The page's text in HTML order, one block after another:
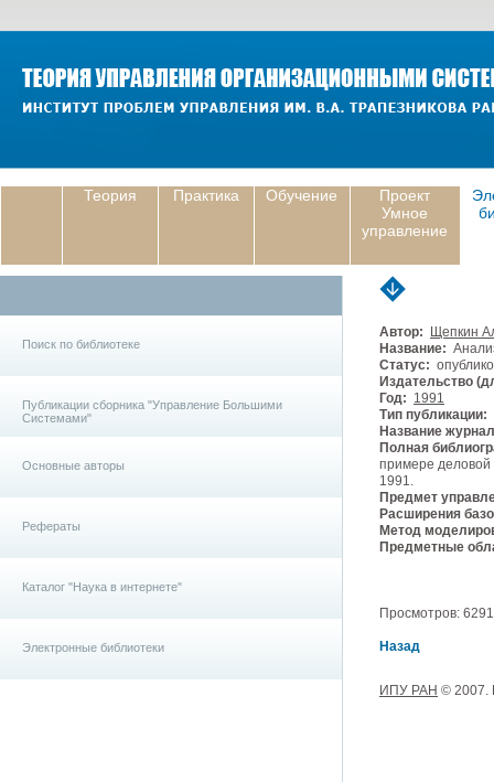
Теория Практика Обучение
Проект
Умное
управление
Поиск по библиотеке
Публикации сборника "Управление Большими
Системами"
Основные авторы
Рефераты
Каталог "Наука в интернете"
Электронные библиотеки
Автор:
Щепкин
Название:
Статус:
Издательство
Год: 1991
Тип публикации:
Название
Полная
примере
1991.
Предмет
Расширения
Метод
Предметные
Просмотров:
Назад
ИПУ РАН © 2007.